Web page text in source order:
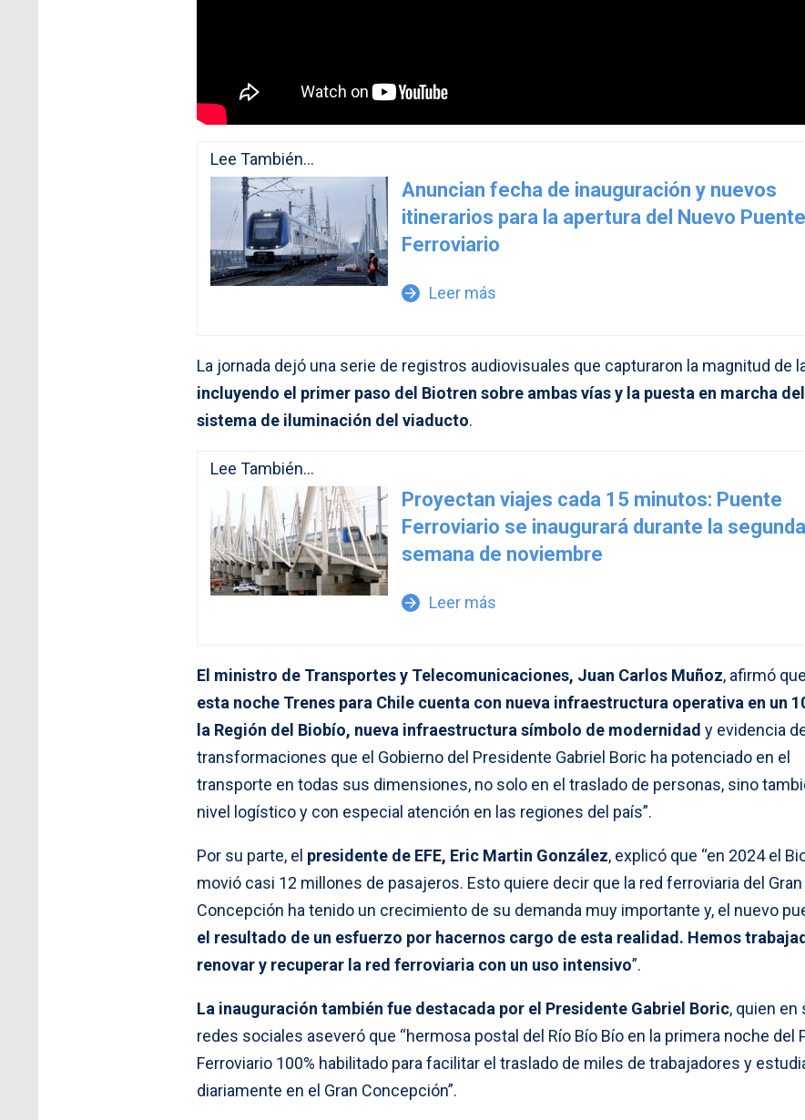
Lee También...
Anuncian fecha de inauguración y nuevos
itinerarios para la apertura del Nuevo Puente
Ferroviario
arrow_forward Leer más
La jornada dejó una serie de registros audiovisuales que capturaron la magnitud de
incluyendo el primer paso del Biotren sobre ambas vías y la puesta en marcha del
sistema de iluminación del viaducto.
Lee También...
Proyectan viajes cada 15 minutos: Puente
Ferroviario se inaugurará durante la segunda
semana de noviembre
arrow_forward Leer más
El ministro de Transportes y Telecomunicaciones, Juan Carlos Muñoz, afirmó
esta noche Trenes para Chile cuenta con nueva infraestructura operativa en un
la Región del Biobío, nueva infraestructura símbolo de modernidad y evidencia
transformaciones que el Gobierno del Presidente Gabriel Boric ha potenciado en el
transporte en todas sus dimensiones, no solo en el traslado de personas, sino
nivel logístico y con especial atención en las regiones del país”.
Por su parte, el presidente de EFE, Eric Martin González, explicó que “en 2024 el
movió casi 12 millones de pasajeros. Esto quiere decir que la red ferroviaria del Gran
Concepción ha tenido un crecimiento de su demanda muy importante y, el nuevo
el resultado de un esfuerzo por hacernos cargo de esta realidad. Hemos
renovar y recuperar la red ferroviaria con un uso intensivo”.
La inauguración también fue destacada por el Presidente Gabriel Boric, quien en
redes sociales aseveró que “hermosa postal del Río Bío Bío en la primera noche del
Ferroviario 100% habilitado para facilitar el traslado de miles de trabajadores y
diariamente en el Gran Concepción”.